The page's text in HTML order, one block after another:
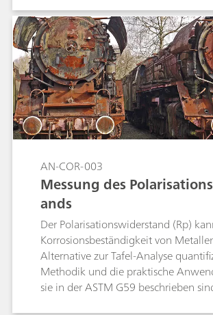
einfacher elektrochemischer
Linear-Sweep-Voltammetrie (LSV)
werden.
AN-COR-003
Messung des
ands
Der Polarisationswiderstand (Rp)
Korrosionsbeständigkeit von
Alternative zur Tafel-Analyse
Methodik und die praktische
sie in der ASTM G59 beschrieben